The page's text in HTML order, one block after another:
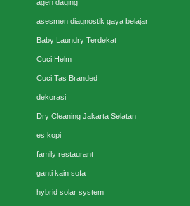
agen daging
asesmen diagnostik gaya belajar
Baby Laundry Terdekat
Cuci Helm
Cuci Tas Branded
dekorasi
Dry Cleaning Jakarta Selatan
es kopi
family restaurant
ganti kain sofa
hybrid solar system